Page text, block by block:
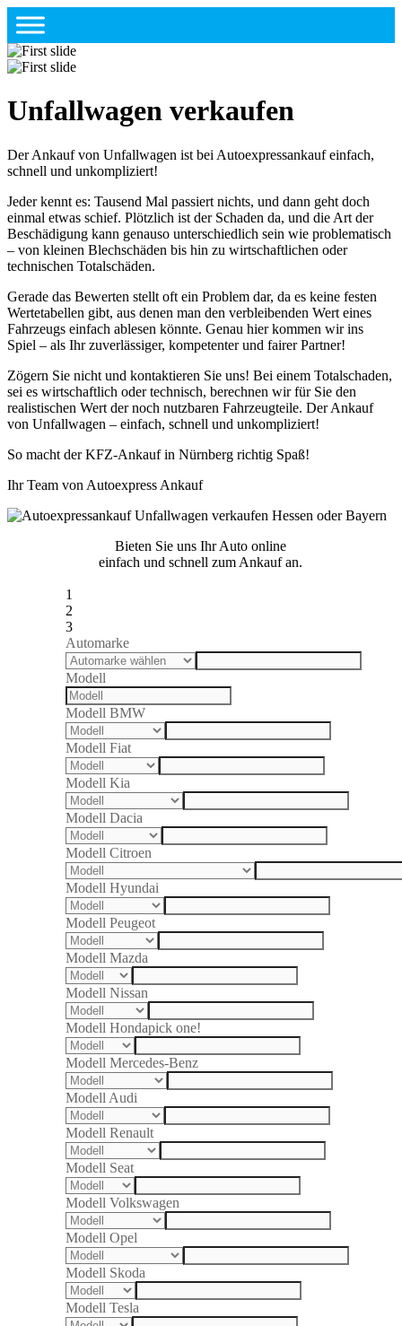
Unfallwagen verkaufen
Der Ankauf von Unfallwagen ist bei Autoexpressankauf einfach,
schnell und unkompliziert!
Jeder kennt es: Tausend Mal passiert nichts, und dann geht doch
einmal etwas schief. Plötzlich ist der Schaden da, und die Art der
Beschädigung kann genauso unterschiedlich sein wie problematisch
– von kleinen Blechschäden bis hin zu wirtschaftlichen oder
technischen Totalschäden.
Gerade das Bewerten stellt oft ein Problem dar, da es keine festen
Wertetabellen gibt, aus denen man den verbleibenden Wert eines
Fahrzeugs einfach ablesen könnte. Genau hier kommen wir ins
Spiel – als Ihr zuverlässiger, kompetenter und fairer Partner!
Zögern Sie nicht und kontaktieren Sie uns! Bei einem Totalschaden,
sei es wirtschaftlich oder technisch, berechnen wir für Sie den
realistischen Wert der noch nutzbaren Fahrzeugteile. Der Ankauf
von Unfallwagen – einfach, schnell und unkompliziert!
So macht der KFZ-Ankauf in Nürnberg richtig Spaß!
Ihr Team von Autoexpress Ankauf
Bieten Sie uns Ihr Auto online
einfach und schnell zum Ankauf an.
1
2
3
Automarke
Modell
Modell BMW
Modell Fiat
Modell Kia
Modell Dacia
Modell Citroen
Modell Hyundai
Modell Peugeot
Modell Mazda
Modell Nissan
Modell Hondapick one!
Modell Mercedes-Benz
Modell Audi
Modell Renault
Modell Seat
Modell Volkswagen
Modell Opel
Modell Skoda
Modell Tesla